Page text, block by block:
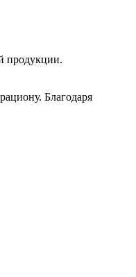
продукции.
Благодаря